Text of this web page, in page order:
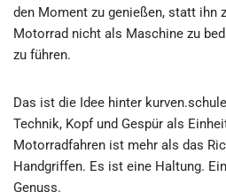
den Moment zu genießen, statt ihn
Motorrad nicht als Maschine zu
zu führen.
Das ist die Idee hinter
Technik, Kopf und Gespür als
Motorradfahren ist mehr als das
Handgriffen. Es ist eine Haltung.
Genuss.